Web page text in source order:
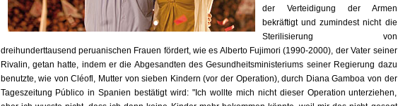
der Verteidigung der Armen
bekräftigt und zumindest nicht die
Sterilisierung von
dreihunderttausend peruanischen Frauen fördert, wie es Alberto Fujimori (1990-2000), der Vater seiner
Rivalin, getan hatte, indem er die Abgesandten des Gesundheitsministeriums seiner Regierung dazu
benutzte, wie von Cléofl, Mutter von sieben Kindern (vor der Operation), durch Diana Gamboa von der
Tageszeitung Público in Spanien bestätigt wird: "Ich wollte mich nicht dieser Operation unterziehen,